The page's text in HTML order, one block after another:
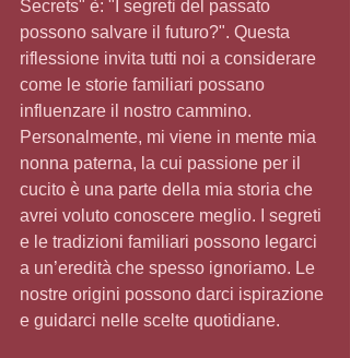
Secrets" è: "I segreti del passato
possono salvare il futuro?". Questa
riflessione invita tutti noi a considerare
come le storie familiari possano
influenzare il nostro cammino.
Personalmente, mi viene in mente mia
nonna paterna, la cui passione per il
cucito è una parte della mia storia che
avrei voluto conoscere meglio. I segreti
e le tradizioni familiari possono legarci
a un’eredità che spesso ignoriamo. Le
nostre origini possono darci ispirazione
e guidarci nelle scelte quotidiane.